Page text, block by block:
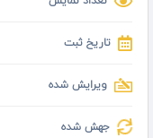
تاریخ ثبت
ویرایش شده
جهش شده